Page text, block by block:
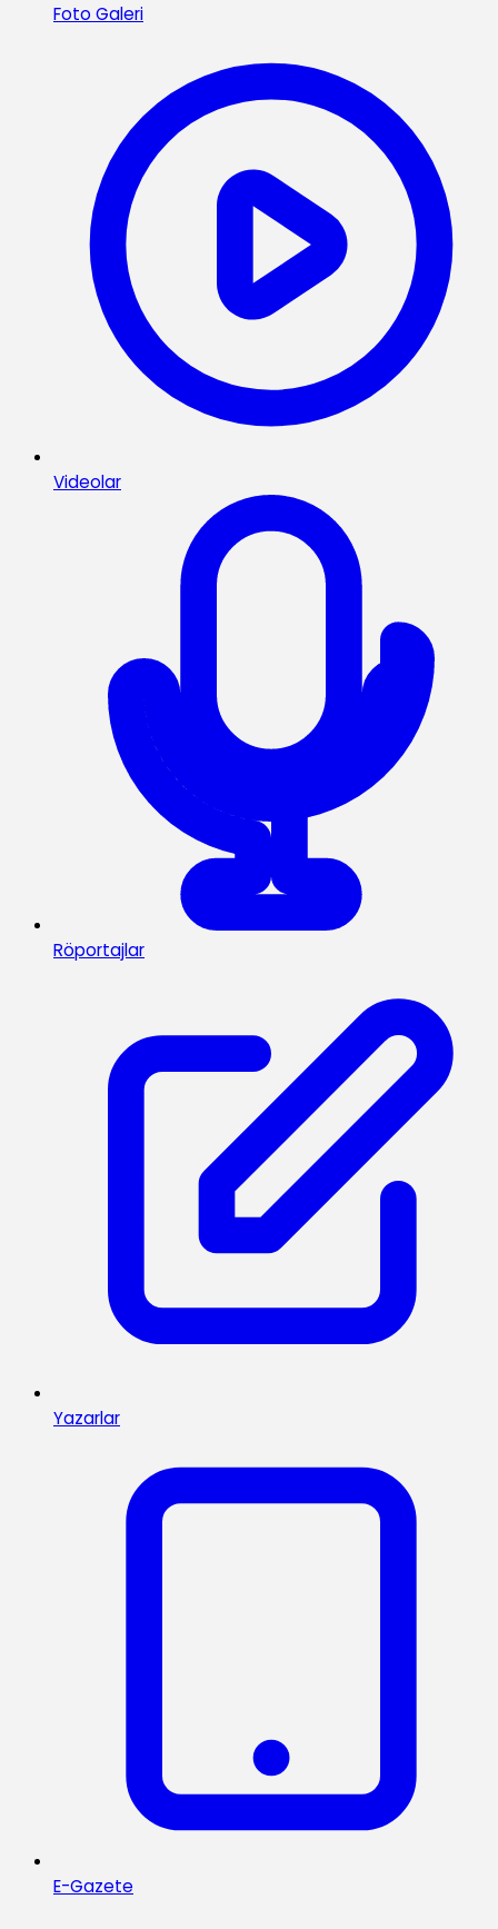
Foto Galeri
Videolar
Röportajlar
Yazarlar
E-Gazete